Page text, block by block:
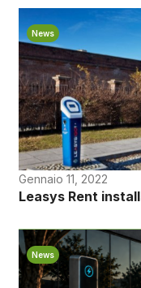
News
Gennaio 11, 2022
Leasys Rent
News